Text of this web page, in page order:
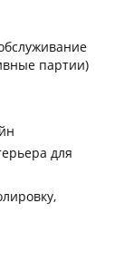
партии)
для